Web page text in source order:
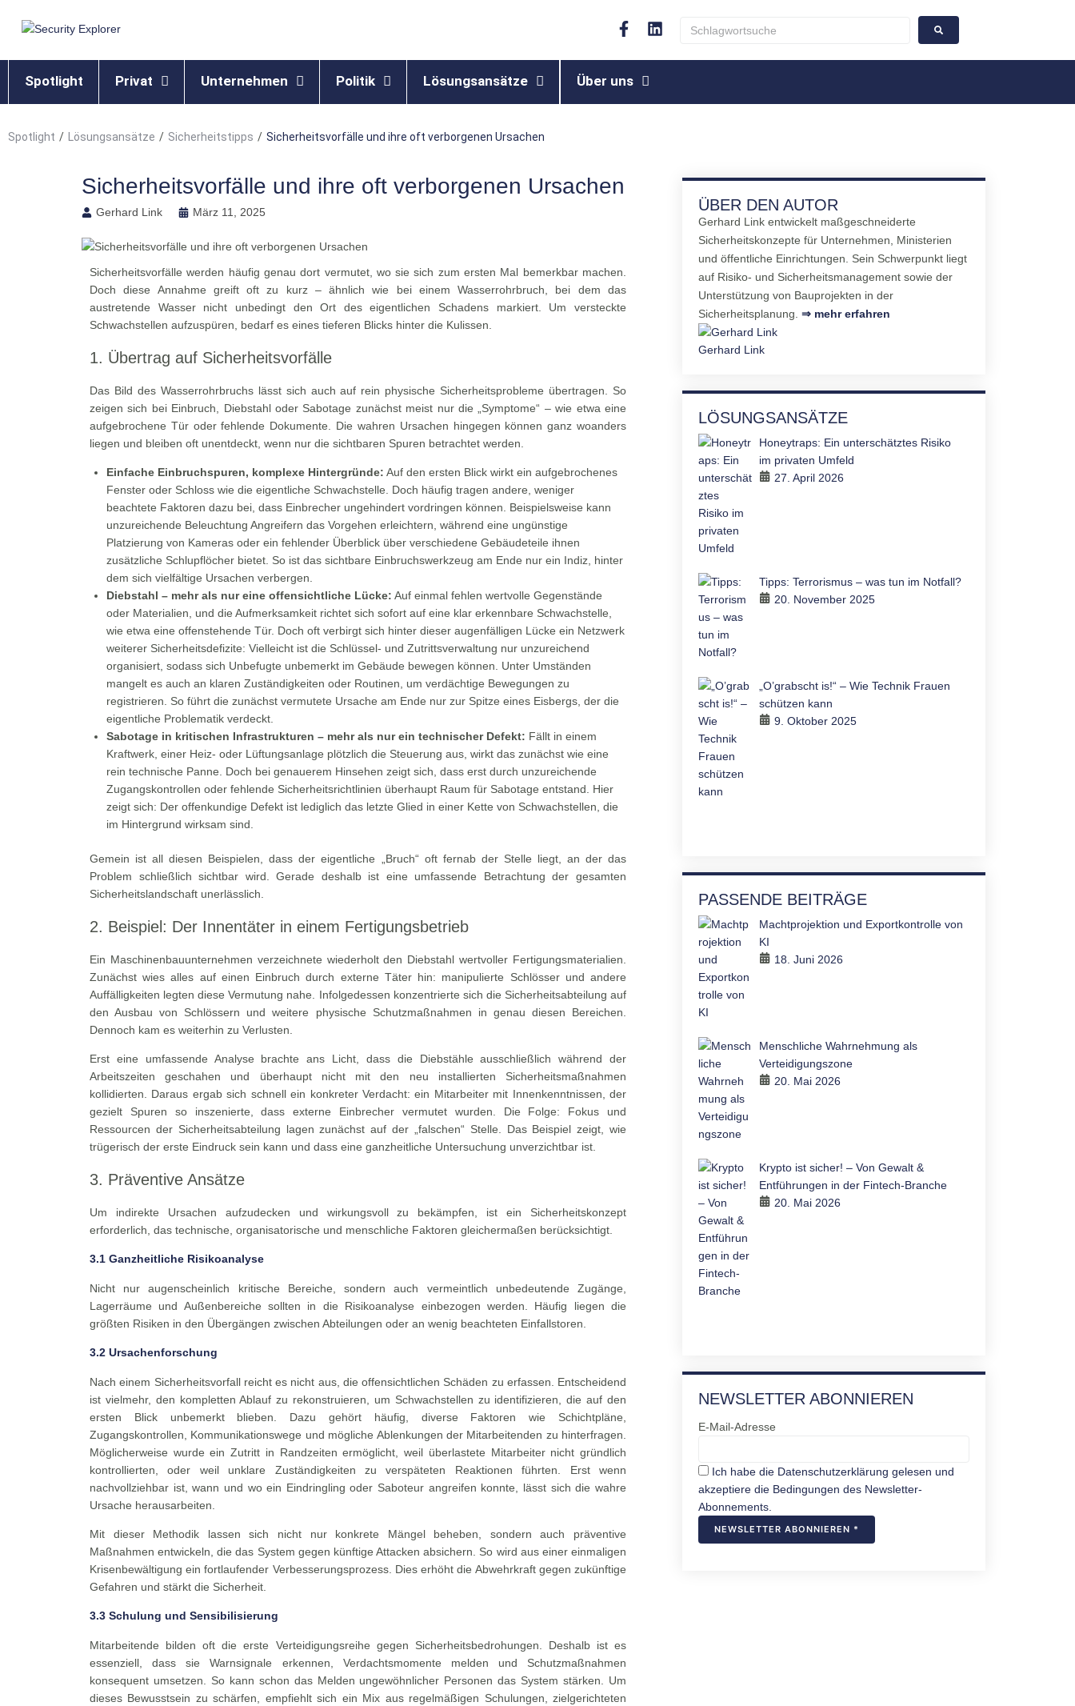
Spotlight Privat Unternehmen Politik Lösungsansätze Über uns
Spotlight / Lösungsansätze / Sicherheitstipps / Sicherheitsvorfälle und ihre oft verborgenen Ursachen
Sicherheitsvorfälle und ihre oft verborgenen Ursachen
Gerhard Link März 11, 2025
Sicherheitsvorfälle werden häufig genau dort vermutet, wo sie sich zum ersten Mal bemerkbar machen.
Doch diese Annahme greift oft zu kurz – ähnlich wie bei einem Wasserrohrbruch, bei dem das
austretende Wasser nicht unbedingt den Ort des eigentlichen Schadens markiert. Um versteckte
Schwachstellen aufzuspüren, bedarf es eines tieferen Blicks hinter die Kulissen.
1. Übertrag auf Sicherheitsvorfälle
Das Bild des Wasserrohrbruchs lässt sich auch auf rein physische Sicherheitsprobleme übertragen. So
zeigen sich bei Einbruch, Diebstahl oder Sabotage zunächst meist nur die „Symptome“ – wie etwa eine
aufgebrochene Tür oder fehlende Dokumente. Die wahren Ursachen hingegen können ganz woanders
liegen und bleiben oft unentdeckt, wenn nur die sichtbaren Spuren betrachtet werden.
Einfache Einbruchspuren, komplexe Hintergründe: Auf den ersten Blick wirkt ein aufgebrochenes
Fenster oder Schloss wie die eigentliche Schwachstelle. Doch häufig tragen andere, weniger
beachtete Faktoren dazu bei, dass Einbrecher ungehindert vordringen können. Beispielsweise kann
unzureichende Beleuchtung Angreifern das Vorgehen erleichtern, während eine ungünstige
Platzierung von Kameras oder ein fehlender Überblick über verschiedene Gebäudeteile ihnen
zusätzliche Schlupflöcher bietet. So ist das sichtbare Einbruchswerkzeug am Ende nur ein Indiz, hinter
dem sich vielfältige Ursachen verbergen.
Diebstahl – mehr als nur eine offensichtliche Lücke: Auf einmal fehlen wertvolle Gegenstände
oder Materialien, und die Aufmerksamkeit richtet sich sofort auf eine klar erkennbare Schwachstelle,
wie etwa eine offenstehende Tür. Doch oft verbirgt sich hinter dieser augenfälligen Lücke ein Netzwerk
weiterer Sicherheitsdefizite: Vielleicht ist die Schlüssel- und Zutrittsverwaltung nur unzureichend
organisiert, sodass sich Unbefugte unbemerkt im Gebäude bewegen können. Unter Umständen
mangelt es auch an klaren Zuständigkeiten oder Routinen, um verdächtige Bewegungen zu
registrieren. So führt die zunächst vermutete Ursache am Ende nur zur Spitze eines Eisbergs, der die
eigentliche Problematik verdeckt.
Sabotage in kritischen Infrastrukturen – mehr als nur ein technischer Defekt: Fällt in einem
Kraftwerk, einer Heiz- oder Lüftungsanlage plötzlich die Steuerung aus, wirkt das zunächst wie eine
rein technische Panne. Doch bei genauerem Hinsehen zeigt sich, dass erst durch unzureichende
Zugangskontrollen oder fehlende Sicherheitsrichtlinien überhaupt Raum für Sabotage entstand. Hier
zeigt sich: Der offenkundige Defekt ist lediglich das letzte Glied in einer Kette von Schwachstellen, die
im Hintergrund wirksam sind.
Gemein ist all diesen Beispielen, dass der eigentliche „Bruch“ oft fernab der Stelle liegt, an der das
Problem schließlich sichtbar wird. Gerade deshalb ist eine umfassende Betrachtung der gesamten
Sicherheitslandschaft unerlässlich.
2. Beispiel: Der Innentäter in einem Fertigungsbetrieb
Ein Maschinenbauunternehmen verzeichnete wiederholt den Diebstahl wertvoller Fertigungsmaterialien.
Zunächst wies alles auf einen Einbruch durch externe Täter hin: manipulierte Schlösser und andere
Auffälligkeiten legten diese Vermutung nahe. Infolgedessen konzentrierte sich die Sicherheitsabteilung auf
den Ausbau von Schlössern und weitere physische Schutzmaßnahmen in genau diesen Bereichen.
Dennoch kam es weiterhin zu Verlusten.
Erst eine umfassende Analyse brachte ans Licht, dass die Diebstähle ausschließlich während der
Arbeitszeiten geschahen und überhaupt nicht mit den neu installierten Sicherheitsmaßnahmen
kollidierten. Daraus ergab sich schnell ein konkreter Verdacht: ein Mitarbeiter mit Innenkenntnissen, der
gezielt Spuren so inszenierte, dass externe Einbrecher vermutet wurden. Die Folge: Fokus und
Ressourcen der Sicherheitsabteilung lagen zunächst auf der „falschen“ Stelle. Das Beispiel zeigt, wie
trügerisch der erste Eindruck sein kann und dass eine ganzheitliche Untersuchung unverzichtbar ist.
3. Präventive Ansätze
Um indirekte Ursachen aufzudecken und wirkungsvoll zu bekämpfen, ist ein Sicherheitskonzept
erforderlich, das technische, organisatorische und menschliche Faktoren gleichermaßen berücksichtigt.
3.1 Ganzheitliche Risikoanalyse
Nicht nur augenscheinlich kritische Bereiche, sondern auch vermeintlich unbedeutende Zugänge,
Lagerräume und Außenbereiche sollten in die Risikoanalyse einbezogen werden. Häufig liegen die
größten Risiken in den Übergängen zwischen Abteilungen oder an wenig beachteten Einfallstoren.
3.2 Ursachenforschung
Nach einem Sicherheitsvorfall reicht es nicht aus, die offensichtlichen Schäden zu erfassen. Entscheidend
ist vielmehr, den kompletten Ablauf zu rekonstruieren, um Schwachstellen zu identifizieren, die auf den
ersten Blick unbemerkt blieben. Dazu gehört häufig, diverse Faktoren wie Schichtpläne,
Zugangskontrollen, Kommunikationswege und mögliche Ablenkungen der Mitarbeitenden zu hinterfragen.
Möglicherweise wurde ein Zutritt in Randzeiten ermöglicht, weil überlastete Mitarbeiter nicht gründlich
kontrollierten, oder weil unklare Zuständigkeiten zu verspäteten Reaktionen führten. Erst wenn
nachvollziehbar ist, wann und wo ein Eindringling oder Saboteur angreifen konnte, lässt sich die wahre
Ursache herausarbeiten.
Mit dieser Methodik lassen sich nicht nur konkrete Mängel beheben, sondern auch präventive
Maßnahmen entwickeln, die das System gegen künftige Attacken absichern. So wird aus einer einmaligen
Krisenbewältigung ein fortlaufender Verbesserungsprozess. Dies erhöht die Abwehrkraft gegen zukünftige
Gefahren und stärkt die Sicherheit.
3.3 Schulung und Sensibilisierung
Mitarbeitende bilden oft die erste Verteidigungsreihe gegen Sicherheitsbedrohungen. Deshalb ist es
essenziell, dass sie Warnsignale erkennen, Verdachtsmomente melden und Schutzmaßnahmen
konsequent umsetzen. So kann schon das Melden ungewöhnlicher Personen das System stärken. Um
dieses Bewusstsein zu schärfen, empfiehlt sich ein Mix aus regelmäßigen Schulungen, zielgerichteten
ÜBER DEN AUTOR
Gerhard Link entwickelt maßgeschneiderte
Sicherheitskonzepte für Unternehmen, Ministerien
und öffentliche Einrichtungen. Sein Schwerpunkt liegt
auf Risiko- und Sicherheitsmanagement sowie der
Unterstützung von Bauprojekten in der
Sicherheitsplanung. ⇒ mehr erfahren
Gerhard Link
LÖSUNGSANSÄTZE
Honeytraps: Ein unterschätztes Risiko
im privaten Umfeld
27. April 2026
Tipps: Terrorismus – was tun im Notfall?
20. November 2025
„O’grabscht is!“ – Wie Technik Frauen
schützen kann
9. Oktober 2025
PASSENDE BEITRÄGE
Machtprojektion und Exportkontrolle von
KI
18. Juni 2026
Menschliche Wahrnehmung als
Verteidigungszone
20. Mai 2026
Krypto ist sicher! – Von Gewalt &
Entführungen in der Fintech-Branche
20. Mai 2026
NEWSLETTER ABONNIEREN
E-Mail-Adresse
Ich habe die Datenschutzerklärung gelesen und
akzeptiere die Bedingungen des Newsletter-
Abonnements.